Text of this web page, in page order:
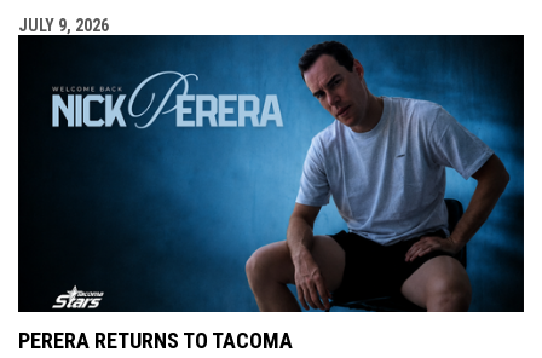
JULY 9, 2026
PERERA RETURNS TO TACOMA